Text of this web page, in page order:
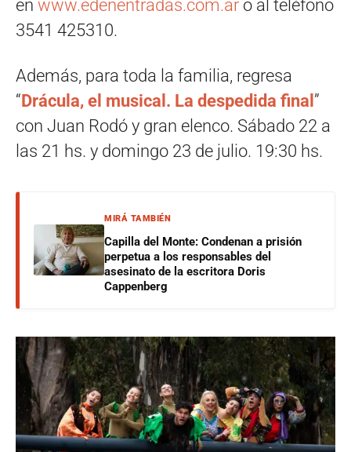
en www.edenentradas.com.ar o al teléfono
3541 425310.
Además, para toda la familia, regresa
“Drácula, el musical. La despedida final ”
con Juan Rodó y gran elenco. Sábado 22 a
las 21 hs. y domingo 23 de julio. 19:30 hs.
MIRÁ TAMBIÉN
Capilla del Monte: Condenan a prisión
perpetua a los responsables del
asesinato de la escritora Doris
Cappenberg